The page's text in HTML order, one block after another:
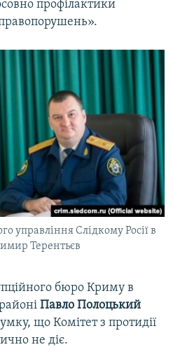
профілактики
управління Слідкому Росії в
Терентьєв
бюро Криму в
Павло Полоцький
що Комітет з протидії
не діє.